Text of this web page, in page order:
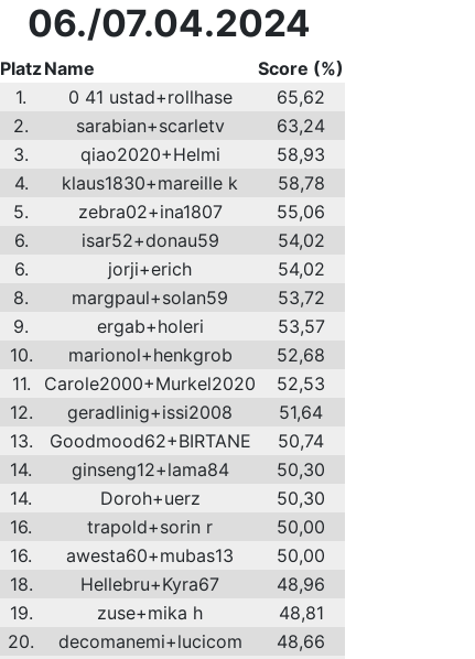
06./07.04.2024
PlatzName
Score (%)
1.
0 41 ustad+rollhase
65,62
2.
sarabian+scarletv
63,24
3.
qiao2020+Helmi
58,93
4.
klaus1830+mareille k
58,78
5.
zebra02+ina1807
55,06
6.
isar52+donau59
54,02
6.
jorji+erich
54,02
8.
margpaul+solan59
53,72
9.
ergab+holeri
53,57
10.
marionol+henkgrob
52,68
11.
Carole2000+Murkel2020
52,53
12.
geradlinig+issi2008
51,64
13.
Goodmood62+BIRTANE
50,74
14.
ginseng12+lama84
50,30
14.
Doroh+uerz
50,30
16.
trapold+sorin r
50,00
16.
awesta60+mubas13
50,00
18.
Hellebru+Kyra67
48,96
19.
zuse+mika h
48,81
20.
decomanemi+lucicom 48,66